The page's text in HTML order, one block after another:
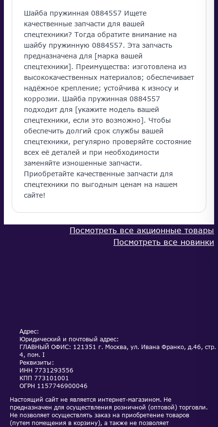
Шайба пружинная 0884557 Ищете
качественные запчасти для вашей
спецтехники? Тогда обратите внимание на
шайбу пружинную 0884557. Эта запчасть
предназначена для [марка вашей
спецтехники]. Преимущества: изготовлена из
высококачественных материалов; обеспечивает
надёжное крепление; устойчива к износу и
коррозии. Шайба пружинная 0884557
подходит для [укажите модель вашей
спецтехники, если это возможно]. Чтобы
обеспечить долгий срок службы вашей
спецтехники, регулярно проверяйте состояние
всех её деталей и при необходимости
заменяйте изношенные запчасти.
Приобретайте качественные запчасти для
спецтехники по выгодным ценам на нашем
сайте!
Посмотреть все акционные товары
Посмотреть все новинки
Адрес:
Юридический и почтовый адрес:
ГЛАВНЫЙ ОФИС: 121351 г. Москва, ул. Ивана Франко, д.46, стр.
4, пом. I
Реквизиты:
ИНН 7731293556
КПП 773101001
ОГРН 1157746900046
Настоящий сайт не является интернет-магазином. Не
предназначен для осуществления розничной (оптовой) торговли.
Не позволяет осуществлять заказ на приобретение товаров
(путем помещения в корзину), а также не позволяет